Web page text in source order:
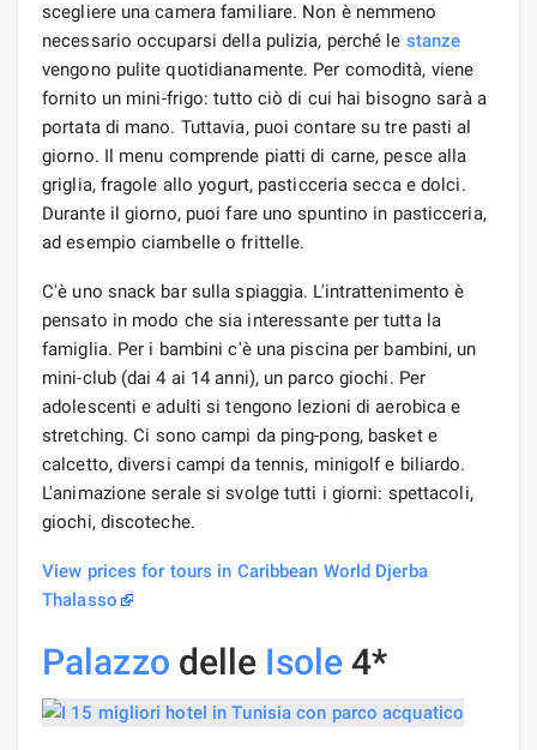
scegliere una camera familiare. Non è nemmeno
necessario occuparsi della pulizia, perché le stanze
vengono pulite quotidianamente. Per comodità, viene
fornito un mini-frigo: tutto ciò di cui hai bisogno sarà a
portata di mano. Tuttavia, puoi contare su tre pasti al
giorno. Il menu comprende piatti di carne, pesce alla
griglia, fragole allo yogurt, pasticceria secca e dolci.
Durante il giorno, puoi fare uno spuntino in pasticceria,
ad esempio ciambelle o frittelle.
C'è uno snack bar sulla spiaggia. L'intrattenimento è
pensato in modo che sia interessante per tutta la
famiglia. Per i bambini c'è una piscina per bambini, un
mini-club (dai 4 ai 14 anni), un parco giochi. Per
adolescenti e adulti si tengono lezioni di aerobica e
stretching. Ci sono campi da ping-pong, basket e
calcetto, diversi campi da tennis, minigolf e biliardo.
L'animazione serale si svolge tutti i giorni: spettacoli,
giochi, discoteche.
View prices for tours in Caribbean World Djerba
Thalasso
Palazzo delle Isole4*